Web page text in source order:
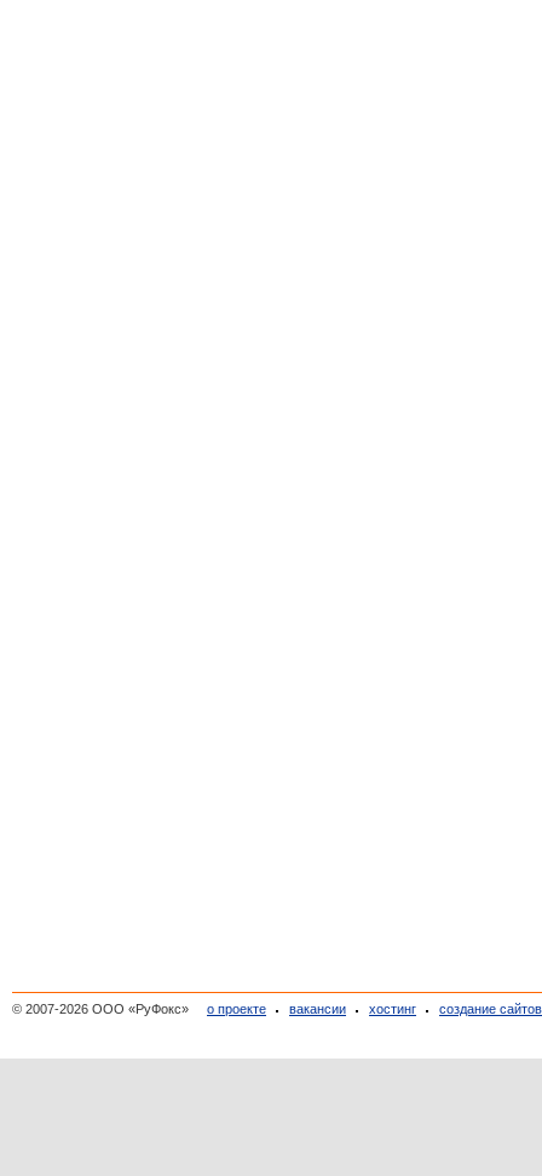
© 2007-2026 ООО «РуФокс» о проекте вакансии хостинг создание сайтов